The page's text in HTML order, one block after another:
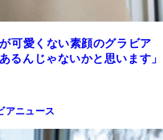
可愛くない素顔のグラビア
るんじゃないかと思います」
アニュース